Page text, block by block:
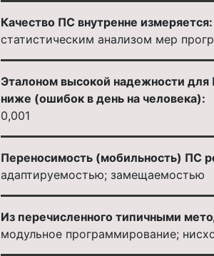
Качество ПС внутренне измеряется:
статистическим анализом мер
Эталоном высокой надежности для
ниже (ошибок в день на человека):
0,001
Переносимость (мобильность) ПС
адаптируемостью; замещаемостью
Из перечисленного типичными
модульное программирование;